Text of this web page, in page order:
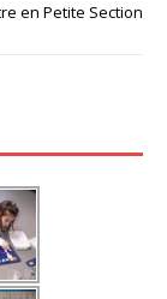
en Petite Section